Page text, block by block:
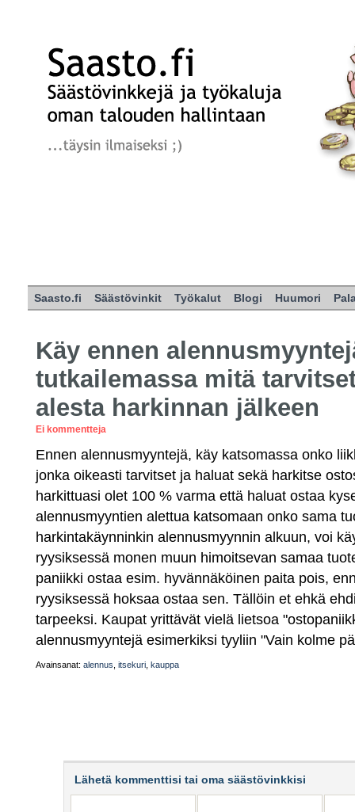
Saasto.fi Säästövinkit Työkalut Blogi Huumori
Käy ennen
tutkailemassa mitä
alesta harkinnan jälkeen
Ei kommentteja
Ennen alennusmyyntejä, käy katsomassa onko
jonka oikeasti tarvitset ja haluat sekä harkitse
harkittuasi olet 100 % varma että haluat ostaa
alennusmyyntien alettua katsomaan onko sama
harkintakäynninkin alennusmyynnin alkuun, voi
ryysiksessä monen muun himoitsevan samaa
paniikki ostaa esim. hyvännäköinen paita pois,
ryysiksessä hoksaa ostaa sen. Tällöin et ehkä
tarpeeksi. Kaupat yrittävät vielä lietsoa
alennusmyyntejä esimerkiksi tyyliin "Vain kolme
Avainsanat: alennus itsekuri kauppa
Lähetä kommenttisi tai oma säästövinkkisi